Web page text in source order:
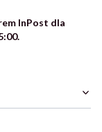
InPost dla